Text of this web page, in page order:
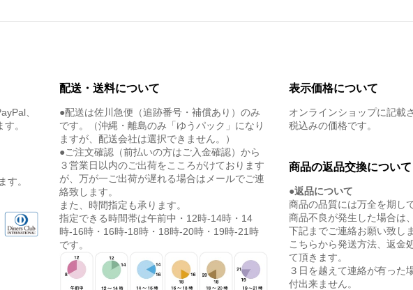
、
。
す。
配送・送料について
●配送は佐川急便（追跡番号・補償あり）のみ
です。（沖縄・離島のみ「ゆうパック」になり
ますが、配送会社は選択できません。）
●ご注文確認（前払いの方はご入金確認）から
３営業日以内のご出荷をこころがけております
が、万が一ご出荷が遅れる場合はメールでご連
絡致します。
また、時間指定も承ります。
指定できる時間帯は午前中・12時-14時・14
時-16時・16時-18時・18時-20時・19時-21時
です。
表示価格について
オンラインショップに記載
税込みの価格です。
商品の返品交換について
●返品について
商品の品質には万全を期し
商品不良が発生した場合は
下記までご連絡お願い致しま
こちらから発送方法、返金
て頂きます。
３日を越えて連絡が有った
付出来ません。